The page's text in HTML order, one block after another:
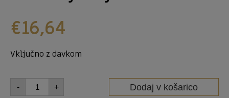
€16,64
Vključno z davkom
- + Dodaj v košarico